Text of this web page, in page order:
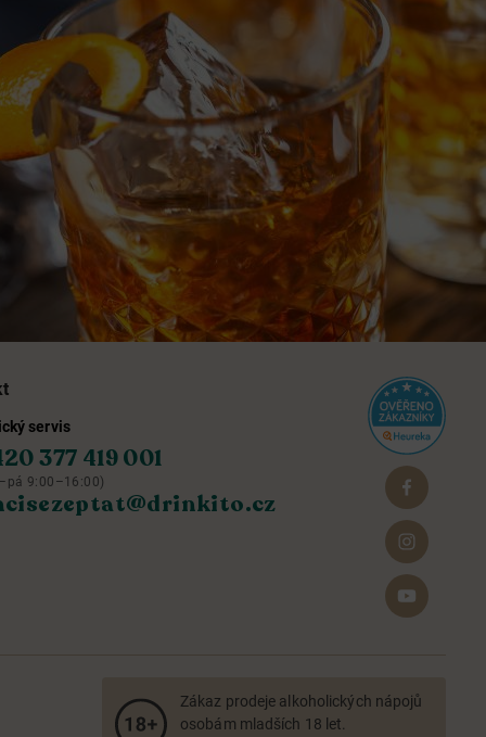
servis
377 419 001
9:00–16:00)
Zákaz prodeje alkoholických nápojů
osobám mladších 18 let.